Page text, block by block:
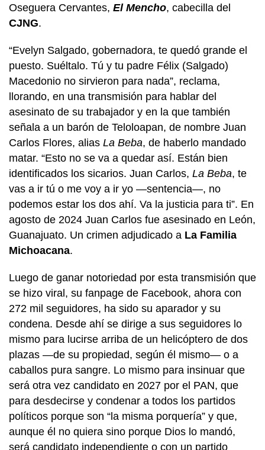
Oseguera Cervantes, El Mencho, cabecilla del
CJNG.
“Evelyn Salgado, gobernadora, te quedó grande el
puesto. Suéltalo. Tú y tu padre Félix (Salgado)
Macedonio no sirvieron para nada”, reclama,
llorando, en una transmisión para hablar del
asesinato de su trabajador y en la que también
señala a un barón de Teloloapan, de nombre Juan
Carlos Flores, alias La Beba, de haberlo mandado
matar. “Esto no se va a quedar así. Están bien
identificados los sicarios. Juan Carlos, La Beba, te
vas a ir tú o me voy a ir yo —sentencia—, no
podemos estar los dos ahí. Va la justicia para ti”. En
agosto de 2024 Juan Carlos fue asesinado en León,
Guanajuato. Un crimen adjudicado a La Familia
Michoacana.
Luego de ganar notoriedad por esta transmisión que
se hizo viral, su fanpage de Facebook, ahora con
272 mil seguidores, ha sido su aparador y su
condena. Desde ahí se dirige a sus seguidores lo
mismo para lucirse arriba de un helicóptero de dos
plazas —de su propiedad, según él mismo— o a
caballos pura sangre. Lo mismo para insinuar que
será otra vez candidato en 2027 por el PAN, que
para desdecirse y condenar a todos los partidos
políticos porque son “la misma porquería” y que,
aunque él no quiera sino porque Dios lo mandó,
será candidato independiente o con un partido